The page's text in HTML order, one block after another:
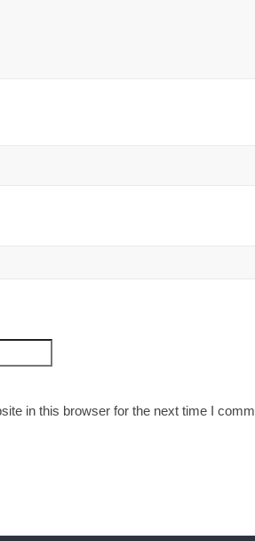
in this browser for the next time I